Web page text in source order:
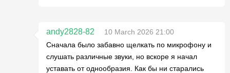
andy2828-82
10 March 2026 21:00
Сначала было забавно щелкать по микрофону и
слушать различные звуки, но вскоре я начал
уставать от однообразия. Как бы ни старались